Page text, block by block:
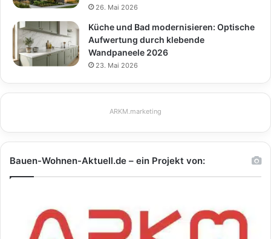
26. Mai 2026
Küche und Bad modernisieren: Optische
Aufwertung durch klebende
Wandpaneele 2026
23. Mai 2026
ARKM.marketing
Bauen-Wohnen-Aktuell.de – ein Projekt von: